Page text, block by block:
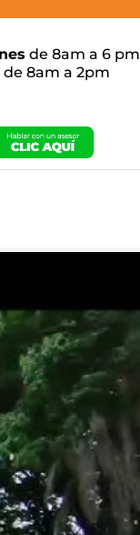
de 8am a 6 pm
de 8am a 2pm